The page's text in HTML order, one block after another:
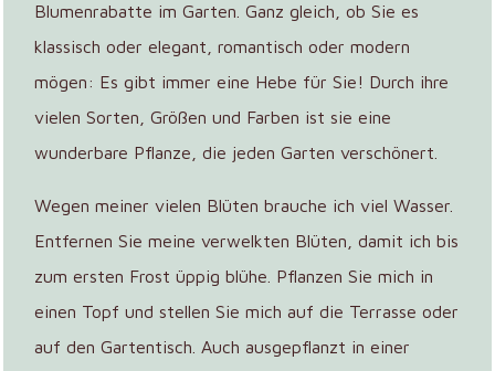
Blumenrabatte im Garten. Ganz gleich, ob Sie es
klassisch oder elegant, romantisch oder modern
mögen: Es gibt immer eine Hebe für Sie! Durch ihre
vielen Sorten, Größen und Farben ist sie eine
wunderbare Pflanze, die jeden Garten verschönert.
Wegen meiner vielen Blüten brauche ich viel Wasser.
Entfernen Sie meine verwelkten Blüten, damit ich bis
zum ersten Frost üppig blühe. Pflanzen Sie mich in
einen Topf und stellen Sie mich auf die Terrasse oder
auf den Gartentisch. Auch ausgepflanzt in einer